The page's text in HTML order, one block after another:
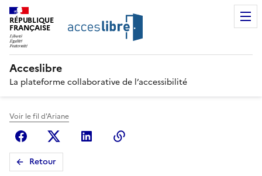
RÉPUBLIQUE
FRANÇAISE
Acceslibre
La plateforme collaborative de l’accessibilité
Voir le fil d'Ariane
FacebookX (anciennement Twitter)
Linkedin
Retour